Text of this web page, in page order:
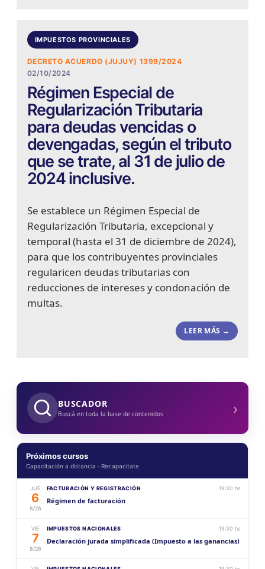
IMPUESTOS PROVINCIALES
DECRETO ACUERDO (JUJUY) 1399/2024
02/10/2024
Régimen Especial de
Regularización Tributaria
para deudas vencidas o
devengadas, según el tributo
que se trate, al 31 de julio de
2024 inclusive.
Se establece un Régimen Especial de
Regularización Tributaria, excepcional y
temporal (hasta el 31 de diciembre de 2024),
para que los contribuyentes provinciales
regularicen deudas tributarias con
reducciones de intereses y condonación de
multas.
LEER MÁS →
BUSCADOR
Buscá en toda la base de contenidos ›
Próximos cursos
Capacitación a distancia · Recapacitate
JUE
6
8/26
FACTURACIÓN Y REGISTRACIÓN 19:30 hs
Régimen de facturación
VIE
7
8/26
IMPUESTOS NACIONALES 19:30 hs
Declaración jurada simplificada (Impuesto a las ganancias)